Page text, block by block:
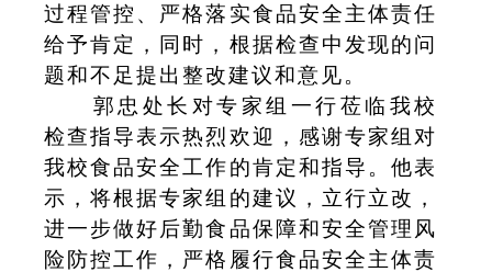
过程管控、严格落实食品安全主体责任
给予肯定，同时，根据检查中发现的问
题和不足提出整改建议和意见。
郭忠处长对专家组一行莅临我校
检查指导表示热烈欢迎，感谢专家组对
我校食品安全工作的肯定和指导。他表
示，将根据专家组的建议，立行立改，
进一步做好后勤食品保障和安全管理风
险防控工作，严格履行食品安全主体责